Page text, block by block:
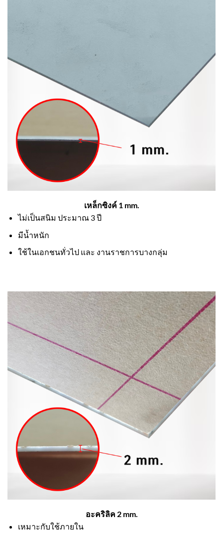
เหล็กซิงค์ 1 mm.
ไม่เป็นสนิม ประมาณ 3 ปี
มีน้ำหนัก
ใช้ในเอกชนทั่วไป และ งานราชการบางกลุ่ม
อะคริลิค 2 mm.
เหมาะกับใช้ภายใน